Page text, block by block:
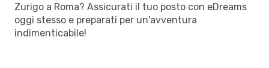
Zurigo a Roma? Assicurati il tuo posto con eDreams
oggi stesso e preparati per un'avventura
indimenticabile!